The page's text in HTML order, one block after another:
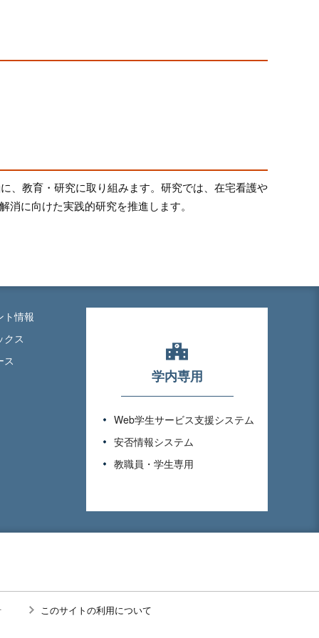
、教育・研究に取り組みます。研究では、在宅看護や
に向けた実践的研究を推進します。
ト情報
クス
ス
学内専用
Web学生サービス支援システム
安否情報システム
教職員・学生専用
このサイトの利用について